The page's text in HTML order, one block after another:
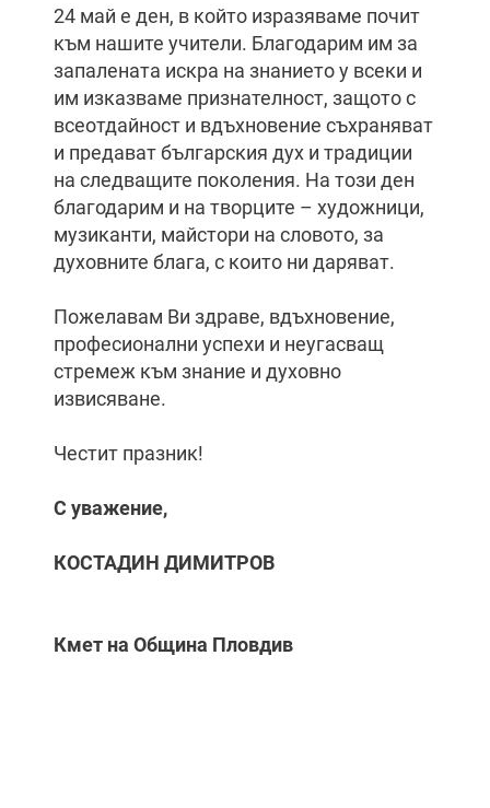
24 май е ден, в който изразяваме почит
към нашите учители. Благодарим им за
запалената искра на знанието у всеки и
им изказваме признателност, защото с
всеотдайност и вдъхновение съхраняват
и предават българския дух и традиции
на следващите поколения. На този ден
благодарим и на творците – художници,
музиканти, майстори на словото, за
духовните блага, с които ни даряват.
Пожелавам Ви здраве, вдъхновение,
професионални успехи и неугасващ
стремеж към знание и духовно
извисяване.
Честит празник!
С уважение,
КОСТАДИН ДИМИТРОВ
Кмет на Община Пловдив